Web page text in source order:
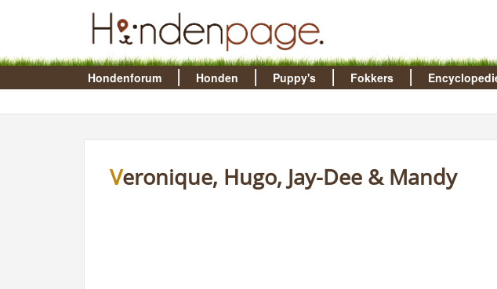
Hondenforum Honden Puppy's Fokkers
Veronique, Hugo, Jay-Dee & Mandy